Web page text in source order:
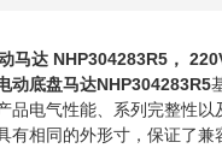
马达 NHP304283R5，
动底盘马达NHP304283R5
品电气性能、系列完整性
有相同的外形寸，保证了